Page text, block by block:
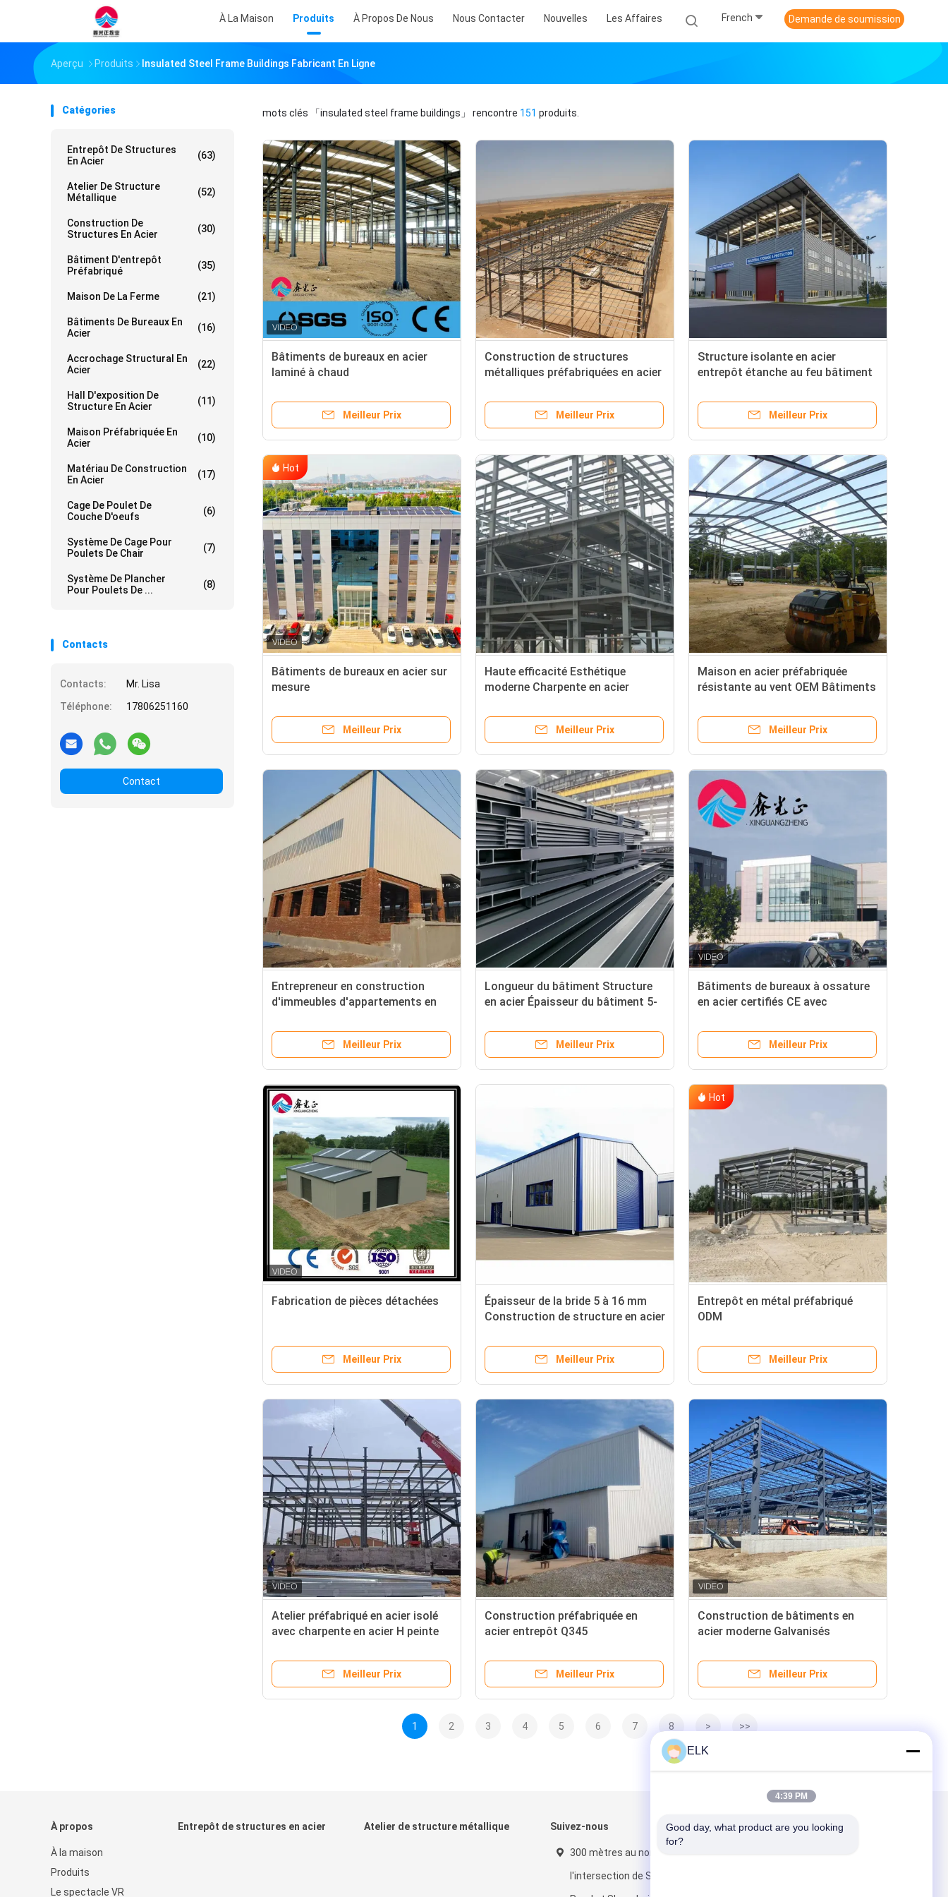
À La Maison Produits À Propos De Nous Nous Contacter Nouvelles Les Affaires French Demande de soumission
Aperçu Produits Insulated Steel Frame Buildings Fabricant En Ligne
Catégories
Entrepôt De Structures
En Acier
(63)
Atelier De Structure
Métallique
(52)
Construction De
Structures En Acier
(30)
Bâtiment D'entrepôt
Préfabriqué
(35)
Maison De La Ferme (21)
Bâtiments De Bureaux En
Acier
(16)
Accrochage Structural En
Acier
(22)
Hall D'exposition De
Structure En Acier
(11)
Maison Préfabriquée En
Acier
(10)
Matériau De Construction
En Acier
(17)
Cage De Poulet De
Couche D'oeufs
(6)
Système De Cage Pour
Poulets De Chair
(7)
Système De Plancher
Pour Poulets De ...
(8)
Contacts
Contacts:
Mr. Lisa
Téléphone:
17806251160
Contact
mots clés 「insulated steel frame buildings」 rencontre 151 produits.
Bâtiments de bureaux en acier
laminé à chaud
Meilleur Prix
Construction de structures
métalliques préfabriquées en acier
Meilleur Prix
Structure isolante en acier
entrepôt étanche au feu bâtiment
conçu pour le stockage et la
protection industriels
Meilleur Prix
Hot
Bâtiments de bureaux en acier sur
mesure
Meilleur Prix
Haute efficacité Esthétique
moderne Charpente en acier
durabilité
Meilleur Prix
Maison en acier préfabriquée
résistante au vent OEM Bâtiments
Meilleur Prix
Entrepreneur en construction
d'immeubles d'appartements en
Meilleur Prix
Longueur du bâtiment Structure
en acier Épaisseur du bâtiment 5-
précision pour les solutions de
construction industrielle
Meilleur Prix
Bâtiments de bureaux à ossature
en acier certifiés CE avec
Meilleur Prix
Fabrication de pièces détachées
Meilleur Prix
Épaisseur de la bride 5 à 16 mm
Construction de structure en acier
premières en acier au carbone
avec porte coulissante ou porte
Meilleur Prix
Hot
Entrepôt en métal préfabriqué
ODM
Meilleur Prix
Atelier préfabriqué en acier isolé
avec charpente en acier H peinte
Meilleur Prix
Construction préfabriquée en
acier entrepôt Q345
Meilleur Prix
Construction de bâtiments en
acier moderne Galvanisés
Meilleur Prix
1 2 3 4 5 6 7 8 > >>
À propos
À la maison
Produits
Le spectacle VR
Entrepôt de structures en acier Atelier de structure métallique Suivez-nous
300 mètres au nord de
l'intersection de Shenzhen
Mail nous
ELK
4:39 PM
Good day, what product are you looking
for?